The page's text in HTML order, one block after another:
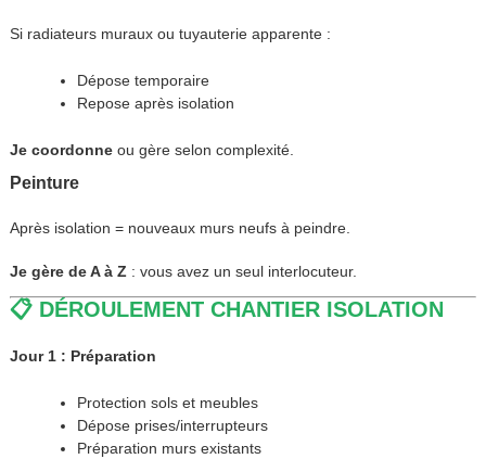
Si radiateurs muraux ou tuyauterie apparente :
Dépose temporaire
Repose après isolation
Je coordonneou gère selon complexité.
Peinture
Après isolation = nouveaux murs neufs à peindre.
Je gère de A à Z : vous avez un seul interlocuteur.
📋 DÉROULEMENT CHANTIER ISOLATION
Jour 1 : Préparation
Protection sols et meubles
Dépose prises/interrupteurs
Préparation murs existants